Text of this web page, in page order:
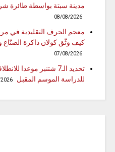
مدينة سبتة بواسطة طائرة
08/08/2026
كيف وثّق كولان ذاكرة الصنّاع
07/08/2026
تحديد الـ7 شتنبر موعدا
للدراسة الموسم المقبل